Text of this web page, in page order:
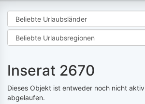
Inserat 2670
Dieses Objekt ist entweder noch nicht
abgelaufen.